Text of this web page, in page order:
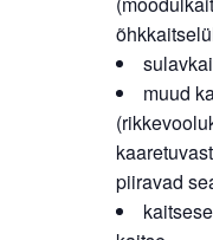
muud
piiravad